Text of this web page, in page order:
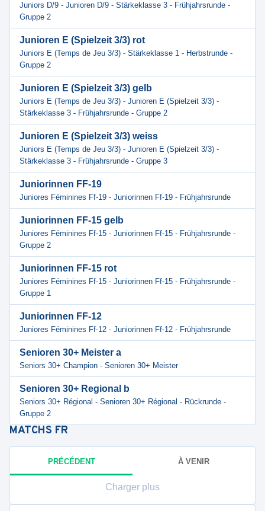
Juniors D/9 - Junioren D/9 - Stärkeklasse 3 - Frühjahrsrunde -
Gruppe 2
Junioren E (Spielzeit 3/3) rot
Juniors E (Temps de Jeu 3/3) - Stärkeklasse 1 - Herbstrunde -
Gruppe 2
Junioren E (Spielzeit 3/3) gelb
Juniors E (Temps de Jeu 3/3) - Junioren E (Spielzeit 3/3) -
Stärkeklasse 3 - Frühjahrsrunde - Gruppe 2
Junioren E (Spielzeit 3/3) weiss
Juniors E (Temps de Jeu 3/3) - Junioren E (Spielzeit 3/3) -
Stärkeklasse 3 - Frühjahrsrunde - Gruppe 3
Juniorinnen FF-19
Juniores Féminines Ff-19 - Juniorinnen Ff-19 - Frühjahrsrunde
Juniorinnen FF-15 gelb
Juniores Féminines Ff-15 - Juniorinnen Ff-15 - Frühjahrsrunde -
Gruppe 2
Juniorinnen FF-15 rot
Juniores Féminines Ff-15 - Juniorinnen Ff-15 - Frühjahrsrunde -
Gruppe 1
Juniorinnen FF-12
Juniores Féminines Ff-12 - Juniorinnen Ff-12 - Frühjahrsrunde
Senioren 30+ Meister a
Seniors 30+ Champion - Senioren 30+ Meister
Senioren 30+ Regional b
Seniors 30+ Régional - Senioren 30+ Régional - Rückrunde -
Gruppe 2
MATCHS FR
PRÉCÉDENT À VENIR
Charger plus